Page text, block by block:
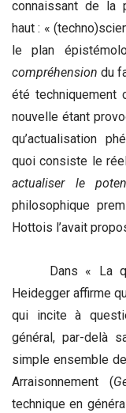
connaissant de la
haut : «
le plan
compréhension du
été techniquement
nouvelle étant
qu’actualisation
quoi consiste le
actualiser le
philosophique
Hottois l’avait
Dans « La
Heidegger affirme
qui incite à
général, par-delà
simple ensemble
Arraisonnement (
technique en